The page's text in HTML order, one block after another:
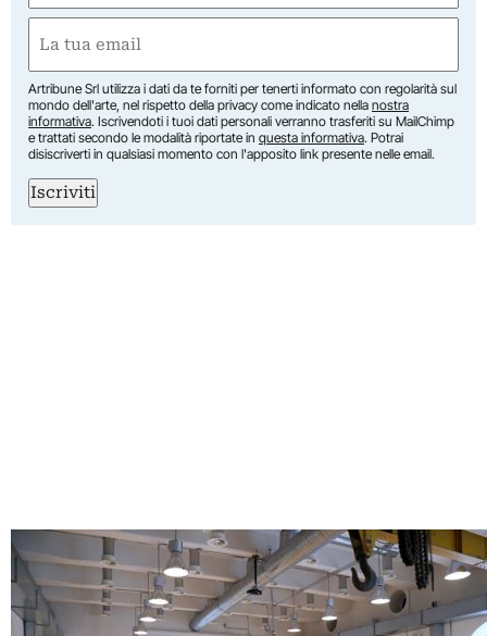
Nome
(Obbligatorio)
Artribune Srl utilizza i dati da te forniti per tenerti informato con regolarità sul
mondo dell'arte, nel rispetto della privacy come indicato nella nostra
informativa. Iscrivendoti i tuoi dati personali verranno trasferiti su MailChimp
e trattati secondo le modalità riportate in questa informativa. Potrai
disiscriverti in qualsiasi momento con l'apposito link presente nelle email.
Iscriviti